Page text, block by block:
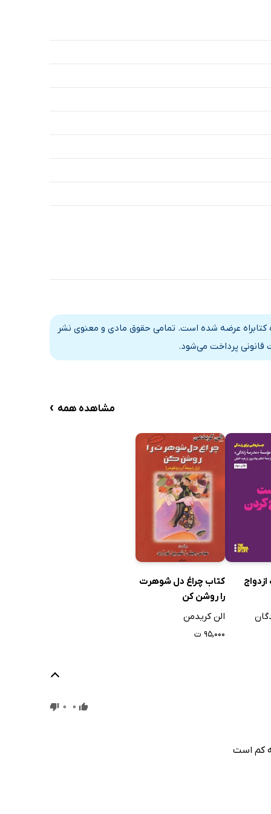
کتابراه عرضه شده است. تمامی حقوق مادی و معنوی نشر
قانونی پرداخت می‌شود.
مشاهده همه ›
کتاب چراغ دل شوهرت
را روشن کن
الن کریدمن
۹۵,۰۰۰ ت
0
0
کم است